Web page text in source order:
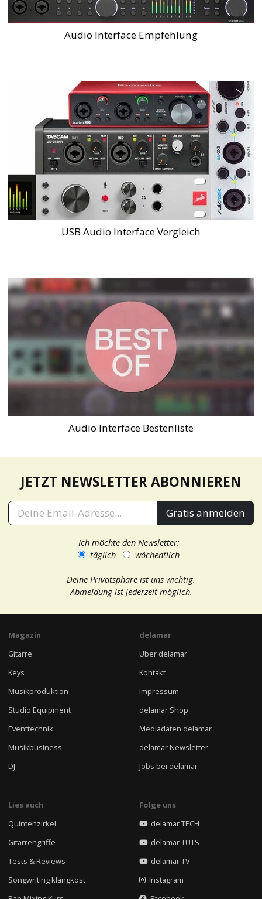
Audio Interface Empfehlung
USB Audio Interface Vergleich
Audio Interface Bestenliste
JETZT NEWSLETTER ABONNIEREN
Gratis anmelden
Ich möchte den Newsletter:
täglich
wöchentlich
Deine Privatsphäre ist uns wichtig.
Abmeldung ist jederzeit möglich.
Magazin
Gitarre
Keys
Musikproduktion
Studio Equipment
Eventtechnik
Musikbusiness
DJ
delamar
Über delamar
Kontakt
Impressum
delamar Shop
Mediadaten delamar
delamar Newsletter
Jobs bei delamar
Lies auch
Quintenzirkel
Gitarrengriffe
Tests & Reviews
Songwriting klangkost
Folge uns
delamar TECH
delamar TUTS
delamar TV
Instagram